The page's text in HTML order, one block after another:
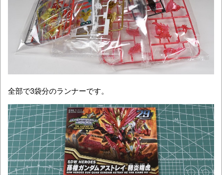
全部で3袋分のランナーです。